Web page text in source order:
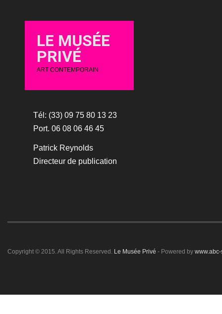
LE MUSÉE
PRIVÉ
ART CONTEMPORAIN
Tél: (33) 09 75 80 13 23
Port. 06 08 06 46 45
Patrick Reynolds
Directeur de publication
Copyright © 2015. All Rights Reserved. Le Musée Privé - Powered by